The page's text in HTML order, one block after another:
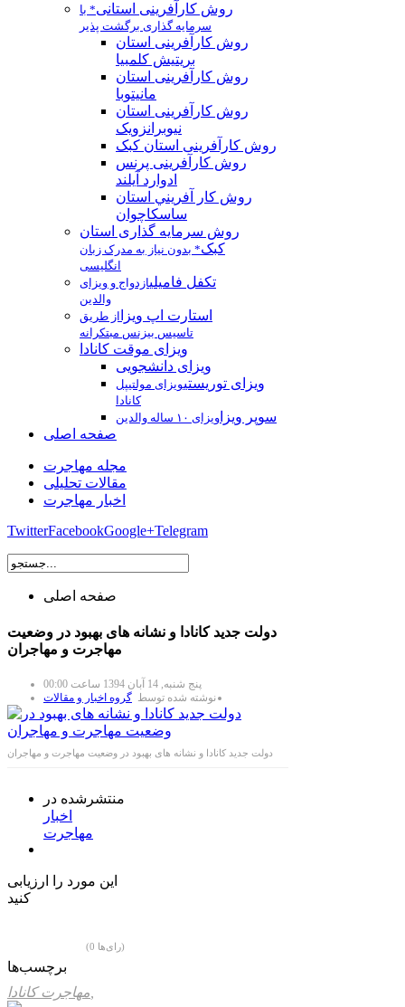
روش کارآفرینی استانی* با
سرمایه گذاری برگشت پذیر
روش كارآفرينی استان
بريتيش كلمبيا
روش کارآفرینی استان
مانيتوبا
روش کارآفرینی استان
نیوبرانزویک
روش کارآفرینی استان کبک
روش کارآفرینی پرنس
ادوارد آیلند
روش كار آفريني استان
ساسکاچوان
روش سرمایه گذاری استان
کبک* بدون نیاز به مدرک زبان
انگلیسی
تکفل فامیلیازدواج و ویزای
والدین
استارت اپ ویزا
از طریق
تاسیس بیزنس مبتکرانه
ویزای موقت کانادا
ویزای دانشجویی
ویزای توریستیویزای مولتیپل
کانادا
سوپر ویزا ویزای ۱۰ ساله والدین
صفحه اصلی
مجله مهاجرت
مقالات تحلیلی
اخبار مهاجرت
TwitterFacebookGoogle+Telegram
صفحه اصلی
دولت جدید کانادا و نشانه های بهبود در وضعیت
مهاجرت و مهاجران
پنج شنبه, 14 آبان 1394 ساعت 00:00
نوشته شده توسط گروه اخبار و مقالات
دولت جدید کانادا و نشانه های بهبود در وضعیت مهاجرت و مهاجران
منتشرشده در
اخبار
مهاجرت
این مورد را ارزیابی
کنید
(0 رای‌ها)
برچسب‌ها